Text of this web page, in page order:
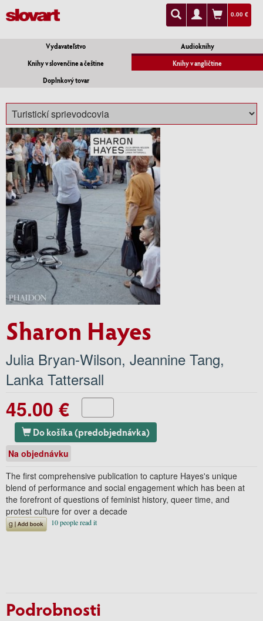
0.00 €
Vydavateľstvo
Audioknihy
Knihy v slovenčine a češtine
Knihy v angličtine
Doplnkový tovar
Sharon Hayes
Julia Bryan-Wilson, Jeannine Tang,
Lanka Tattersall
45.00 €
Do košíka (predobjednávka)
Na objednávku
The first comprehensive publication to capture Hayes's unique
blend of performance and social engagement which has been at
the forefront of questions of feminist history, queer time, and
protest culture for over a decade
Podrobnosti